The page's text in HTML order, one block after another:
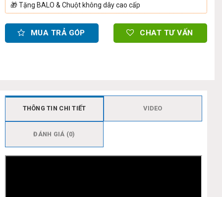
🎁Tặng BALO & Chuột không dây cao cấp
MUA TRẢ GÓP CHAT TƯ VẤN
THÔNG TIN CHI TIẾT VIDEO
ĐÁNH GIÁ (0)